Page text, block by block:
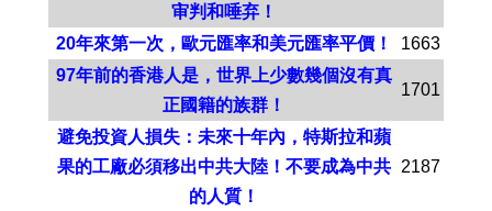
审判和唾弃！
20年來第一次，歐元匯率和美元匯率平價！
1663
97年前的香港人是，世界上少數幾個沒有真
正國籍的族群！
1701
避免投資人損失：未來十年內，特斯拉和蘋
果的工廠必須移出中共大陸！不要成為中共
的人質！
2187